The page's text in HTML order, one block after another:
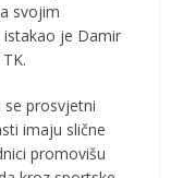
svojim
istakao je Damir
se prosvjetni
imaju slične
promovišu